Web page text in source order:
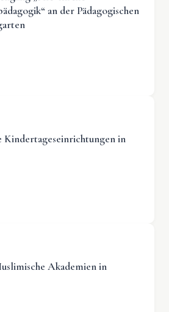
an der Pädagogischen
Kindertageseinrichtungen in
Akademien in